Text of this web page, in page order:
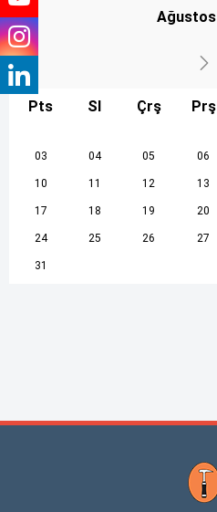
Ağustos
Pts Sl Çrş Prş
03 04 05 06
10 11 12 13
17 18 19 20
24 25 26 27
31